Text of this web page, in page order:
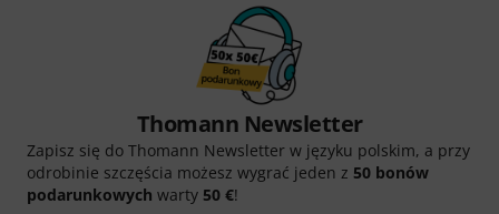
Thomann Newsletter
Zapisz się do Thomann Newsletter w języku polskim, a przy
odrobinie szczęścia możesz wygrać jeden z 50 bonów
podarunkowych warty 50 €!